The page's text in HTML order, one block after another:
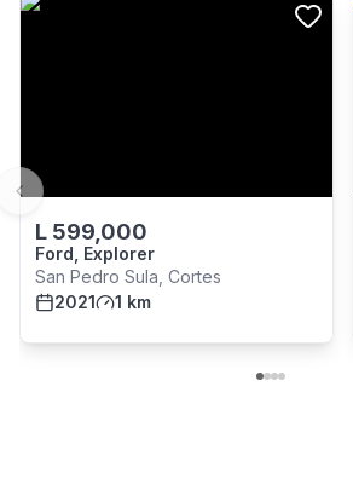
L 599,000
Ford, Explorer
San Pedro Sula, Cortes
2021
1 km
Previous slide